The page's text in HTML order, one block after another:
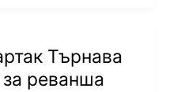
Търнава
реванша